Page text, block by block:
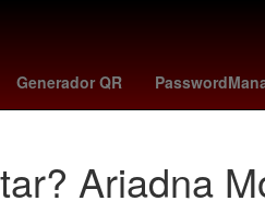
Generador QR#OndaDeCalor
Ariadna